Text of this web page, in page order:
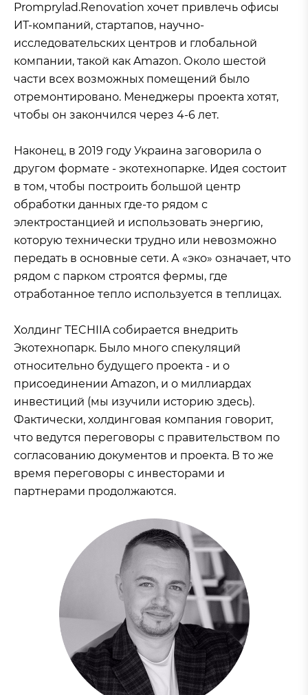
Promprylad.Renovation хочет привлечь офисы
ИТ-компаний, стартапов, научно-
исследовательских центров и глобальной
компании, такой как Amazon. Около шестой
части всех возможных помещений было
отремонтировано. Менеджеры проекта хотят,
чтобы он закончился через 4-6 лет.
Наконец, в 2019 году Украина заговорила о
другом формате - экотехнопарке. Идея состоит
в том, чтобы построить большой центр
обработки данных где-то рядом с
электростанцией и использовать энергию,
которую технически трудно или невозможно
передать в основные сети. А «эко» означает, что
рядом с парком строятся фермы, где
отработанное тепло используется в теплицах.
Холдинг TECHIIA собирается внедрить
Экотехнопарк. Было много спекуляций
относительно будущего проекта - и о
присоединении Amazon, и о миллиардах
инвестиций (мы изучили историю здесь).
Фактически, холдинговая компания говорит,
что ведутся переговоры с правительством по
согласованию документов и проекта. В то же
время переговоры с инвесторами и
партнерами продолжаются.